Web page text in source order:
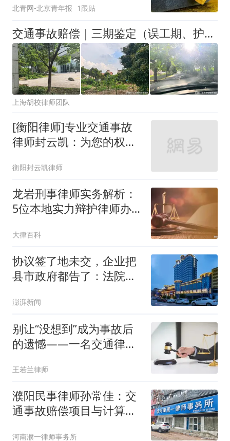
北青网-北京青年报 1跟贴
交通事故赔偿｜三期鉴定（误工期、护理期、营养期）怎么做？什么时候做最合适
上海胡校律师团队
[衡阳律师]专业交通事故
律师封云凯：为您的权益
衡阳封云凯律师
龙岩刑事律师实务解析：
5位本地实力辩护律师办
大律百科
协议签了地未交，企业把
县市政府都告了：法院还
了
澎湃新闻
别让“没想到”成为事故后
的遗憾——一名交通律师
王若兰律师
濮阳民事律师孙常佳：交
通事故赔偿项目与计算标
河南濮一律师事务所